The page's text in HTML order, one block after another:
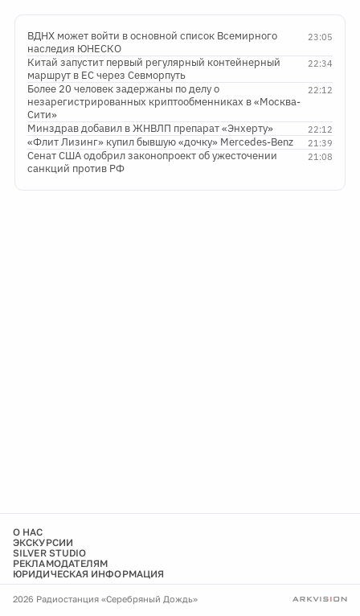
23:05
ВДНХ может войти в основной список Всемирного
наследия ЮНЕСКО
22:34
Китай запустит первый регулярный контейнерный
маршрут в ЕС через Севморпуть
22:12
Более 20 человек задержаны по делу о
незарегистрированных криптообменниках в «Москва-
Сити»
22:12
Минздрав добавил в ЖНВЛП препарат «Энхерту»
21:39
«Флит Лизинг» купил бывшую «дочку» Mercedes-Benz
21:08
Сенат США одобрил законопроект об ужесточении
санкций против РФ
О НАС
ЭКСКУРСИИ
SILVER STUDIO
РЕКЛАМОДАТЕЛЯМ
ЮРИДИЧЕСКАЯ ИНФОРМАЦИЯ
2026 Радиостанция «Серебряный Дождь»